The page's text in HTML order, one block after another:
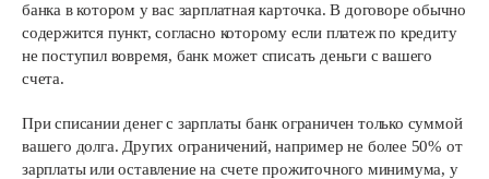
банка в котором у вас зарплатная карточка. В договоре обычно
содержится пункт, согласно которому если платеж по кредиту
не поступил вовремя, банк может списать деньги с вашего
счета.
При списании денег с зарплаты банк ограничен только суммой
вашего долга. Других ограничений, например не более 50% от
зарплаты или оставление на счете прожиточного минимума, у